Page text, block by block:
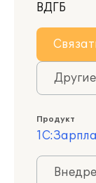
ВДГБ
Продукт